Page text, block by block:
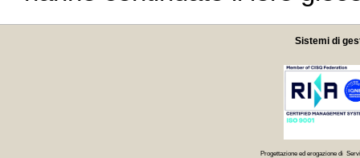
Sistemi di
Progettazione ed erogazione di